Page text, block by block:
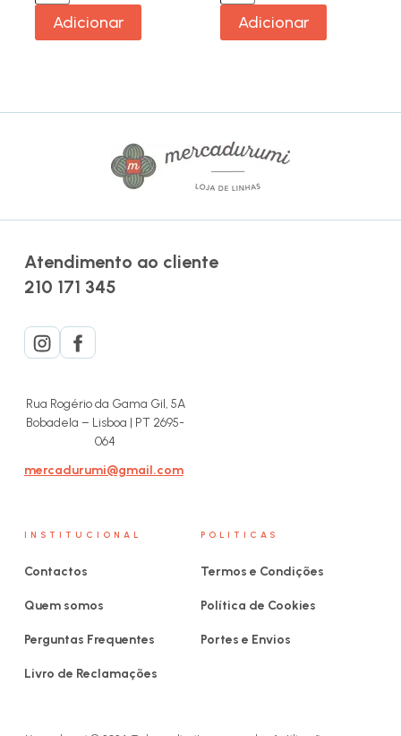
Adicionar Adicionar
Atendimento ao cliente
210 171 345
Rua Rogério da Gama Gil, 5A
Bobadela – Lisboa | PT 2695-
064
mercadurumi@gmail.com
INSTITUCIONAL
Contactos
Quem somos
Perguntas Frequentes
Livro de Reclamações
POLITICAS
Termos e Condições
Política de Cookies
Portes e Envios